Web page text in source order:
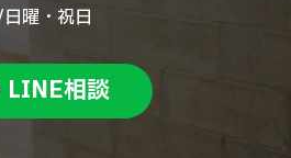
曜・祝日
LINE相談